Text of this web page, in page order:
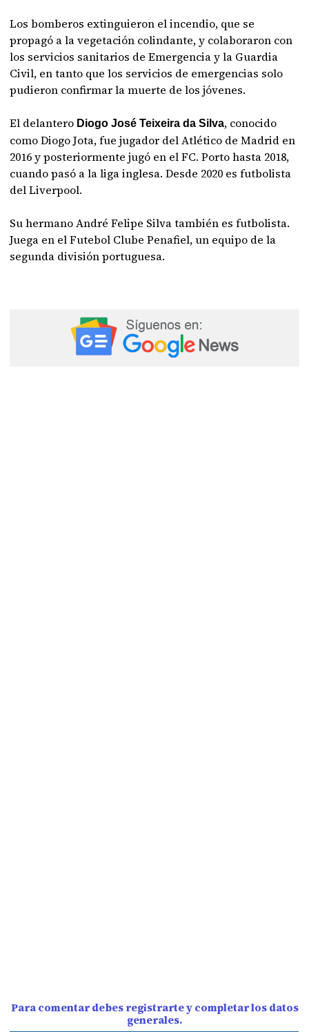
Los bomberos extinguieron el incendio, que se
propagó a la vegetación colindante, y colaboraron con
los servicios sanitarios de Emergencia y la Guardia
Civil, en tanto que los servicios de emergencias solo
pudieron confirmar la muerte de los jóvenes.
El delantero Diogo José Teixeira da Silva, conocido
como Diogo Jota, fue jugador del Atlético de Madrid en
2016 y posteriormente jugó en el FC. Porto hasta 2018,
cuando pasó a la liga inglesa. Desde 2020 es futbolista
del Liverpool.
Su hermano André Felipe Silva también es futbolista.
Juega en el Futebol Clube Penafiel, un equipo de la
segunda división portuguesa.
Para comentar debes registrarte y completar los datos
generales.